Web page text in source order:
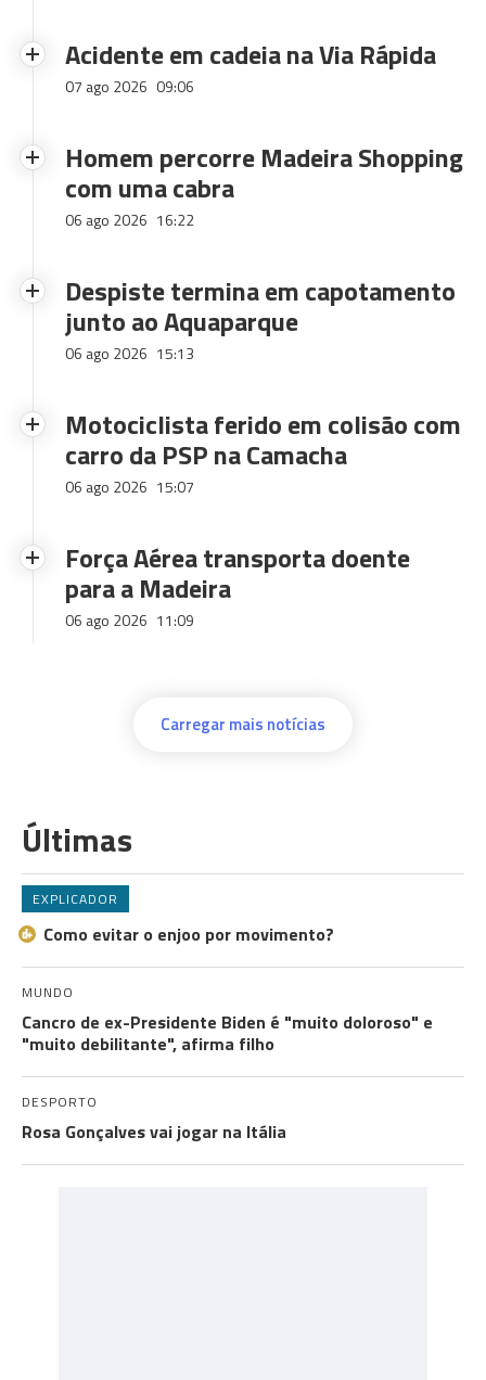
Acidente em cadeia na Via Rápida
07 ago 2026 09:06
Homem percorre Madeira Shopping
com uma cabra
06 ago 2026 16:22
Despiste termina em capotamento
junto ao Aquaparque
06 ago 2026 15:13
Motociclista ferido em colisão com
carro da PSP na Camacha
06 ago 2026 15:07
Força Aérea transporta doente
para a Madeira
06 ago 2026 11:09
Carregar mais notícias
Últimas
EXPLICADOR
Como evitar o enjoo por movimento?
MUNDO
Cancro de ex-Presidente Biden é "muito doloroso" e
"muito debilitante", afirma filho
DESPORTO
Rosa Gonçalves vai jogar na Itália